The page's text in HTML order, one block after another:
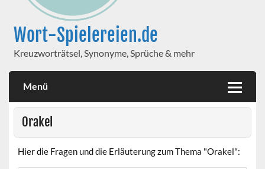
Wort-Spielereien.de
Kreuzworträtsel, Synonyme, Sprüche & mehr
Menü
Orakel
Hier die Fragen und die Erläuterung zum Thema "Orakel":